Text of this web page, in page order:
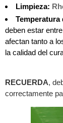
Limpieza:
Temperatura
deben estar
afectan tanto a
la calidad del
RECUERDA,
correctamente